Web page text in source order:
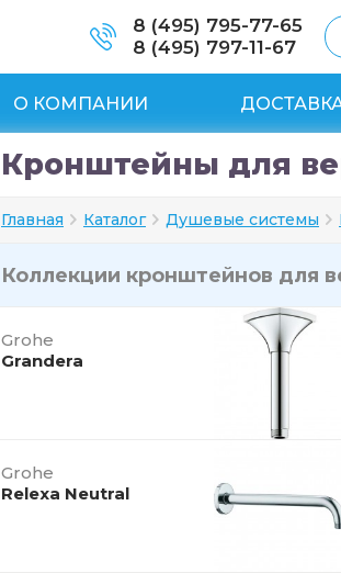
8 (495) 795-77-65
8 (495) 797-11-67
О КОМПАНИИ
Кронштейны для
Главная Каталог Душевые системы
Коллекции кронштейнов для
Grohe
Grandera
Grohe
Relexa Neutral